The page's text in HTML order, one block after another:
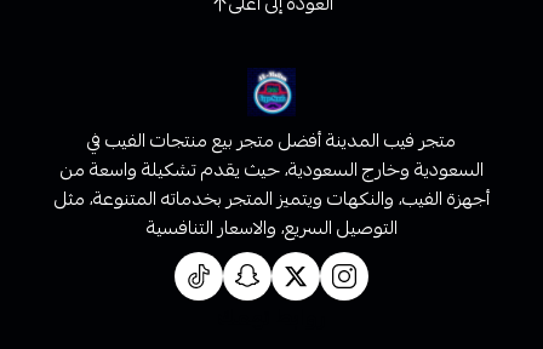
متجر فيب المدينة أفضل متجر بيع منتجات الفيب في
السعودية وخارج السعودية، حيث يقدم تشكيلة واسعة من
أجهزة الفيب، والنكهات ويتميز المتجر بخدماته المتنوعة، مثل
التوصيل السريع، والاسعار التنافسية